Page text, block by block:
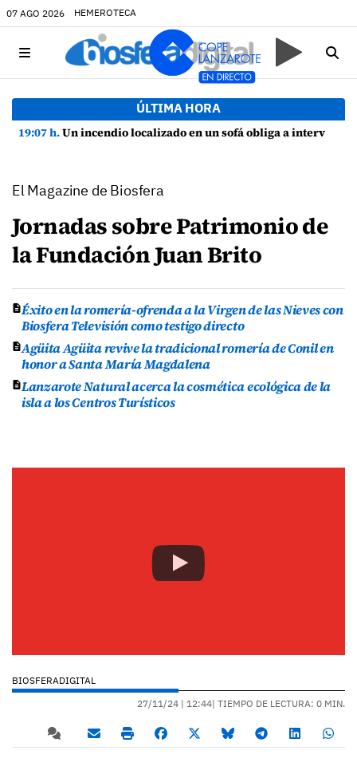
07 AGO 2026 HEMEROTECA
ÚLTIMA HORA
19:07 h.Un incendio localizado en un sofá obliga a intervenir en una vivienda de Playa Honda
El Magazine de Biosfera
Jornadas sobre Patrimonio de
la Fundación Juan Brito
Éxito en la romería-ofrenda a la Virgen de las Nieves con
Biosfera Televisión como testigo directo
Agüita Agüita revive la tradicional romería de Conil en
honor a Santa María Magdalena
Lanzarote Natural acerca la cosmética ecológica de la
isla a los Centros Turísticos
BIOSFERADIGITAL
27/11/24 | 12:44| TIEMPO DE LECTURA: 0 MIN.